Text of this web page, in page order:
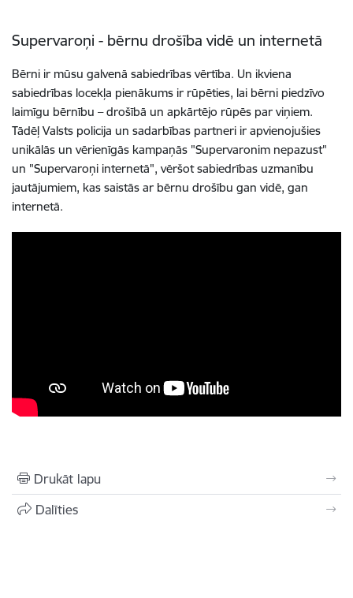
Supervaroņi - bērnu drošība vidē un internetā
Bērni ir mūsu galvenā sabiedrības vērtība. Un ikviena
sabiedrības locekļa pienākums ir rūpēties, lai bērni piedzīvo
laimīgu bērnību – drošībā un apkārtējo rūpēs par viņiem.
Tādēļ Valsts policija un sadarbības partneri ir apvienojušies
unikālās un vērienīgās kampaņās "Supervaronim nepazust"
un "Supervaroņi internetā", vēršot sabiedrības uzmanību
jautājumiem, kas saistās ar bērnu drošību gan vidē, gan
internetā.
Drukāt lapu
Dalīties